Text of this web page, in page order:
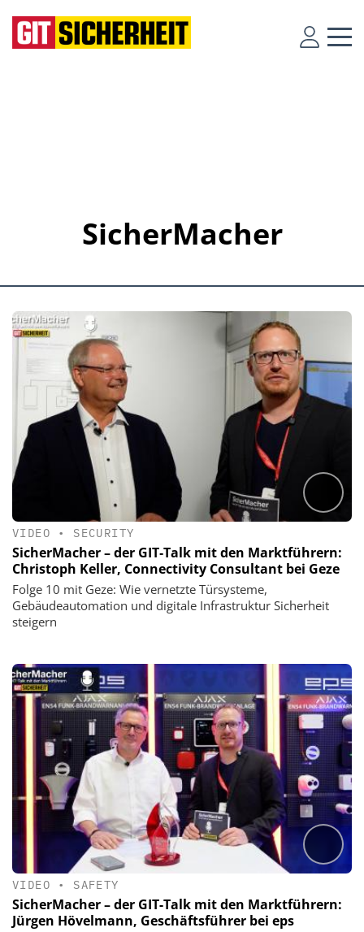
SicherMacher
VIDEO • SECURITY
SicherMacher – der GIT‑Talk mit den Marktführern:
Christoph Keller, Connectivity Consultant bei Geze
Folge 10 mit Geze: Wie vernetzte Türsysteme,
Gebäudeautomation und digitale Infrastruktur Sicherheit
steigern
VIDEO • SAFETY
SicherMacher – der GIT-Talk mit den Marktführern:
Jürgen Hövelmann, Geschäftsführer bei eps